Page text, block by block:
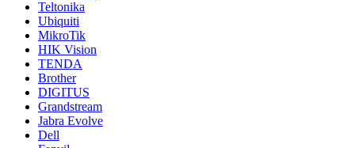
Teltonika
Ubiquiti
MikroTik
HIK Vision
TENDA
Brother
DIGITUS
Grandstream
Jabra Evolve
Dell